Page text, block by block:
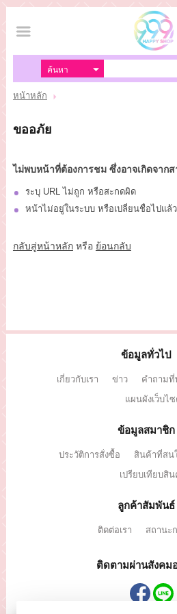
เข้าสู่ระบบ สมัครสมา
หน้าหลัก
สินค้า
แจ้งชำระเงิน
หน้าหลัก
ขออภัย
ไม่พบหน้าที่ต้องการชม ซึ่งอาจเกิดจากส
ระบุ URL ไม่ถูก หรือสะกดผิด
หน้าไม่อยู่ในระบบ หรือเปลี่ยนชื่อไปแล้ว
กลับสู่หน้าหลักหรือ ย้อนกลับ
ข้อมูลทั่วไป
เกี่ยวกับเรา ข่าว คำถามที่
แผนผังเว็บไ
ข้อมูลสมาชิก
ประวัติการสั่งซื้อ สินค้าที่สน
เปรียบเทียบสิน
ลูกค้าสัมพันธ์
ติดต่อเรา สถานะ
ติดตามผ่านสังคม